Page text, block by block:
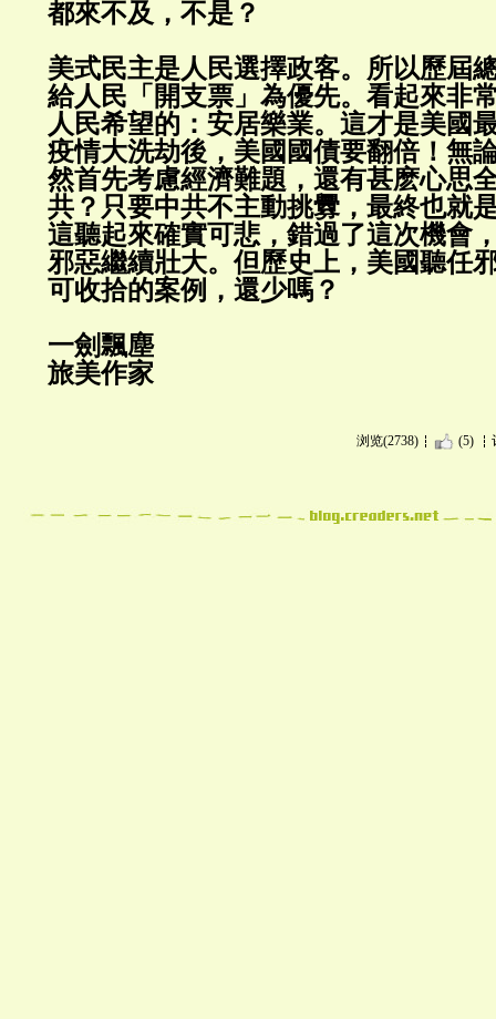
都來不及，不是？
美式民主是人民選擇政客。所以歷屆
給人民「開支票」為優先。看起來非
人民希望的：安居樂業。這才是美國
疫情大洗劫後，美國國債要翻倍！無
然首先考慮經濟難題，還有甚麽心思
共？只要中共不主動挑釁，最終也就
這聽起來確實可悲，錯過了這次機會
邪惡繼續壯大。但歷史上，美國聽任
可收拾的案例，還少嗎？
一劍飄塵
旅美作家
浏览(2738) (5)